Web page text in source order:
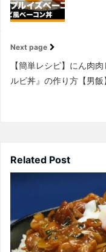
Next page
【簡単レシピ】にん肉
ルビ丼』の作り方【男飯
Related Post